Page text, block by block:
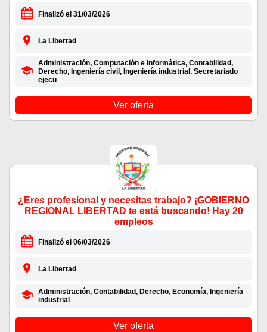
Finalizó el 31/03/2026
La Libertad
Administración, Computación e informática, Contabilidad,
Derecho, Ingeniería civil, Ingeniería industrial, Secretariado
ejecu
Ver oferta
¿Eres profesional y necesitas trabajo? ¡GOBIERNO
REGIONAL LIBERTAD te está buscando! Hay 20
empleos
Finalizó el 06/03/2026
La Libertad
Administración, Contabilidad, Derecho, Economía, Ingeniería
industrial
Ver oferta